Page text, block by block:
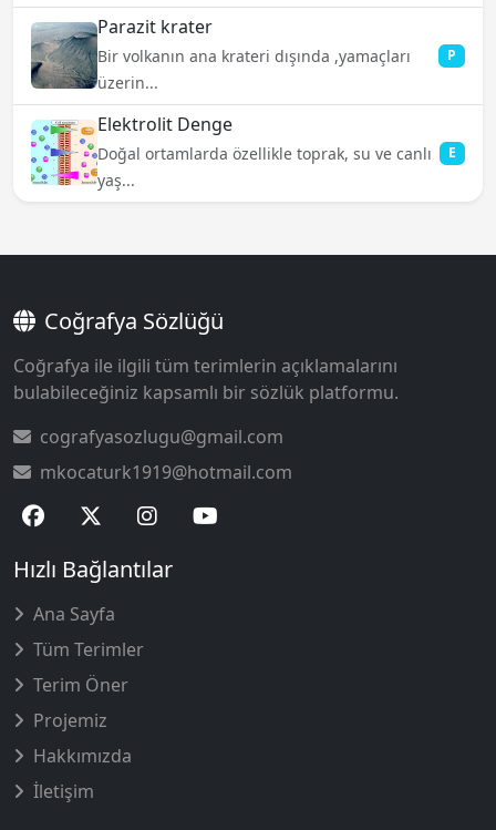
Parazit krater
Bir volkanın ana krateri dışında ,yamaçları
üzerin...
P
Elektrolit Denge
Doğal ortamlarda özellikle toprak, su ve canlı
yaş...
E
Coğrafya Sözlüğü
Coğrafya ile ilgili tüm terimlerin açıklamalarını
bulabileceğiniz kapsamlı bir sözlük platformu.
cografyasozlugu@gmail.com
mkocaturk1919@hotmail.com
Hızlı Bağlantılar
Ana Sayfa
Tüm Terimler
Terim Öner
Projemiz
Hakkımızda
İletişim